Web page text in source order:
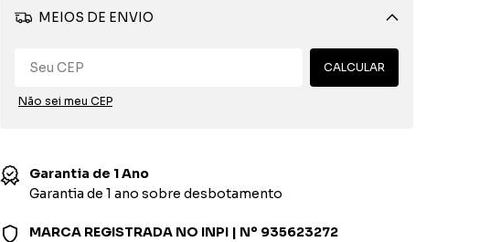
MEIOS DE ENVIO
Alterar CEP
CALCULAR
Não sei meu CEP
Garantia de 1 Ano
Garantia de 1 ano sobre desbotamento
MARCA REGISTRADA NO INPI | Nº 935623272